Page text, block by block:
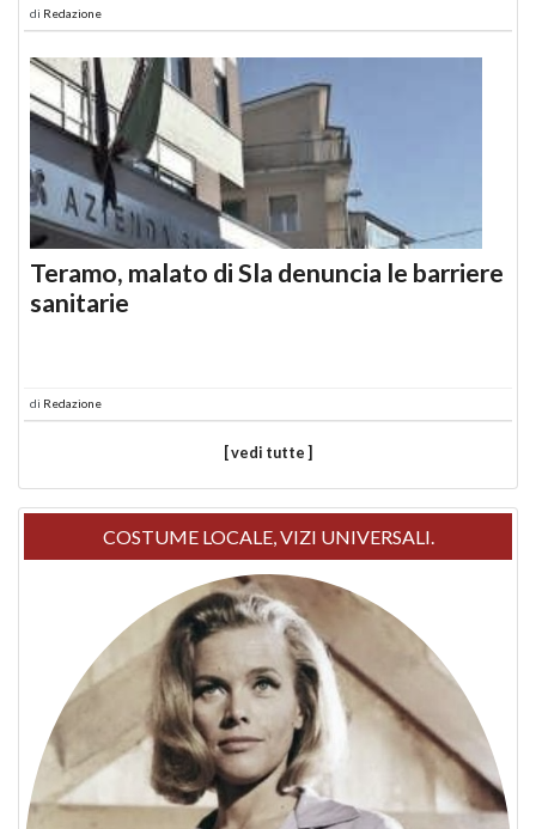
di Redazione
Teramo, malato di Sla denuncia le barriere
sanitarie
di Redazione
[ vedi tutte ]
COSTUME LOCALE, VIZI UNIVERSALI.